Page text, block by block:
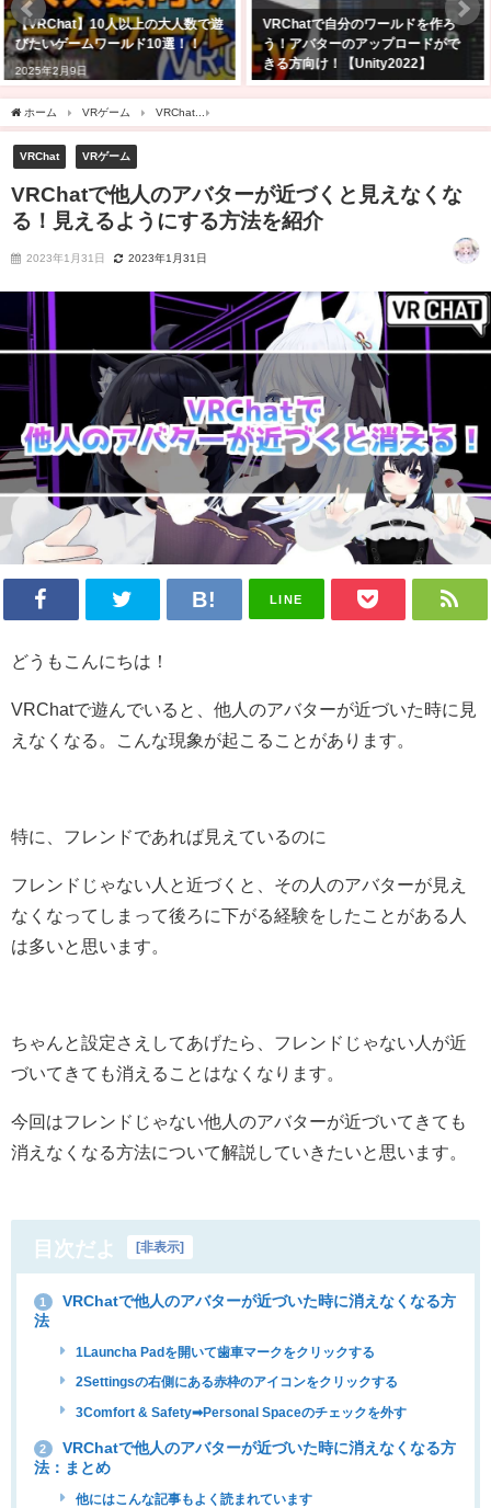
VRChatで自分のワールドを作ろ
う！アバターのアップロードがで
きる方向け！【Unity2022】
2025年Amazonブラックフライデ
ーセール商品はどれ？私の気にな
ったセール品を紹介
ホーム VRゲーム VRChat
VRChat VRゲーム
VRChatで他人のアバターが近づくと見えなくな
る！見えるようにする方法を紹介
2023年1月31日 2023年1月31日
LINE
どうもこんにちは！
VRChatで遊んでいると、他人のアバターが近づいた時に見
えなくなる。こんな現象が起こることがあります。
特に、フレンドであれば見えているのに
フレンドじゃない人と近づくと、その人のアバターが見え
なくなってしまって後ろに下がる経験をしたことがある人
は多いと思います。
ちゃんと設定さえしてあげたら、フレンドじゃない人が近
づいてきても消えることはなくなります。
今回はフレンドじゃない他人のアバターが近づいてきても
消えなくなる方法について解説していきたいと思います。
目次だよ [非表示]
1
VRChatで他人のアバターが近づいた時に消えなくなる方
法
1Launcha Padを開いて歯車マークをクリックする
2Settingsの右側にある赤枠のアイコンをクリックする
3Comfort & Safety➡︎Personal Spaceのチェックを外す
2
VRChatで他人のアバターが近づいた時に消えなくなる方
法：まとめ
他にはこんな記事もよく読まれています